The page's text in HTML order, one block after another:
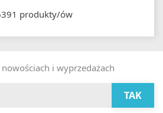
produkty/ów
i wyprzedażach